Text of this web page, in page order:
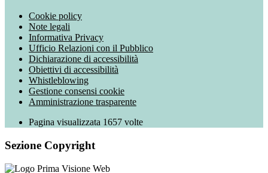
Cookie policy
Note legali
Informativa Privacy
Ufficio Relazioni con il Pubblico
Dichiarazione di accessibilità
Obiettivi di accessibilità
Whistleblowing
Gestione consensi cookie
Amministrazione trasparente
Pagina visualizzata 1657 volte
Sezione Copyright